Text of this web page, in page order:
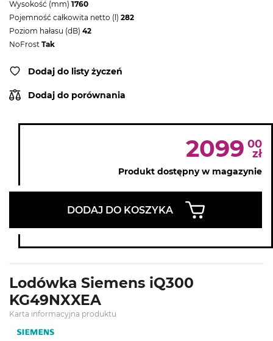
Wysokość (mm) 1760
Pojemność całkowita netto (l) 282
Poziom hałasu (dB) 42
NoFrost Tak
Dodaj do listy życzeń
Dodaj do porównania
2099 00
zł
Produkt dostępny w magazynie
DODAJ DO KOSZYKA
Lodówka Siemens iQ300
KG49NXXEA
Karta informacyjna produktu